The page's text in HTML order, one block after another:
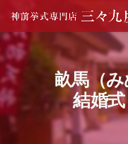
畝馬（
結婚式